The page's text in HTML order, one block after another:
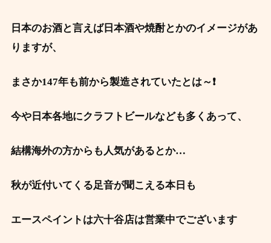
日本のお酒と言えば日本酒や焼酎とかのイメージがあ
りますが、
まさか147年も前から製造されていたとは～❗
今や日本各地にクラフトビールなども多くあって、
結構海外の方からも人気があるとか…
秋が近付いてくる足音が聞こえる本日も
エースペイントは六十谷店は営業中でございます